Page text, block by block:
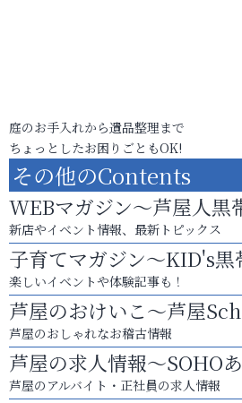
庭のお手入れから遺品整理まで
ちょっとしたお困りごともOK!
その他のContents
WEBマガジン～芦屋人黒
新店やイベント情報、最新トピックス
子育てマガジン～KID's黒
楽しいイベントや体験記事も！
芦屋のおけいこ～芦屋
芦屋のおしゃれなお稽古情報
芦屋の求人情報～SOHO
芦屋のアルバイト・正社員の求人情報